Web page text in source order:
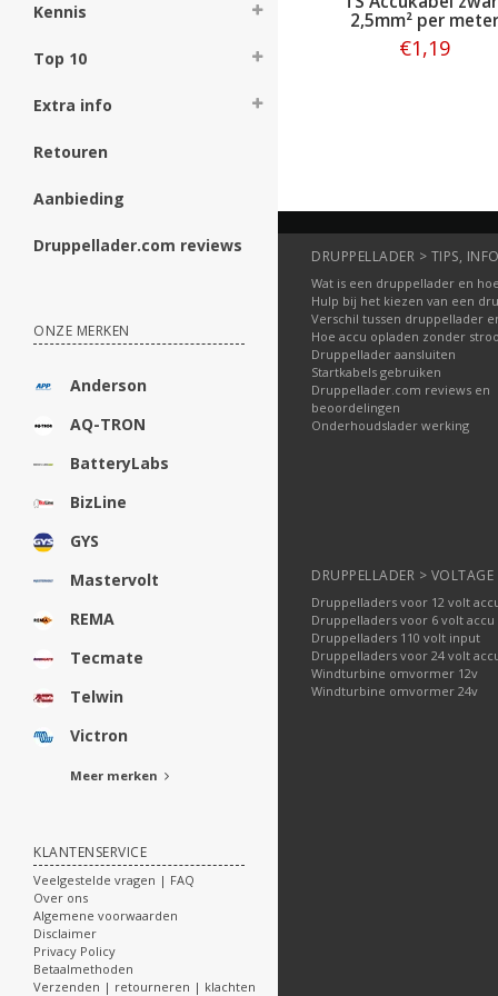
Kennis
Top 10
Extra info
Retouren
Aanbieding
Druppellader.com reviews
ONZE MERKEN
Anderson
AQ-TRON
BatteryLabs
BizLine
GYS
Mastervolt
REMA
Tecmate
Telwin
Victron
Meer merken
KLANTENSERVICE
Veelgestelde vragen | FAQ
Over ons
Algemene voorwaarden
Disclaimer
Privacy Policy
Betaalmethoden
Verzenden | retourneren | klachten
2,5mm² per meter
€1,19
DRUPPELLADER > TIPS,
Wat is een druppellader en
Hulp bij het kiezen van een
Verschil tussen druppellader
Hoe accu opladen zonder
Druppellader aansluiten
Startkabels gebruiken
Druppellader.com reviews en
beoordelingen
Onderhoudslader werking
DRUPPELLADER > VOLTAGE
Druppelladers voor 12 volt
Druppelladers voor 6 volt accu
Druppelladers 110 volt input
Druppelladers voor 24 volt
Windturbine omvormer 12v
Windturbine omvormer 24v